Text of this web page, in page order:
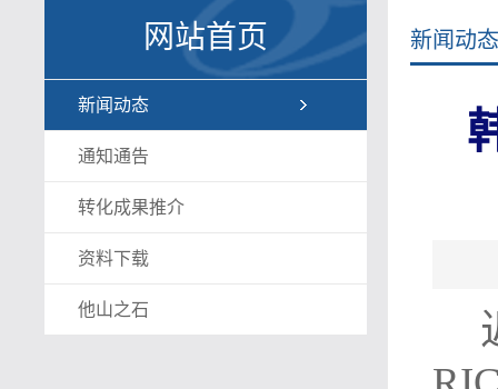
网站首页
新闻动态
通知通告
转化成果推介
资料下载
他山之石
新闻动态